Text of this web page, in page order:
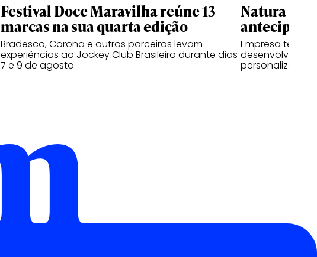
Festival Doce Maravilha reúne 13
marcas na sua quarta edição
Bradesco, Corona e outros parceiros levam
experiências ao Jockey Club Brasileiro durante dias
7 e 9 de agosto
Natura
antecipar
Empresa testa
desenvolvem
personalizadas